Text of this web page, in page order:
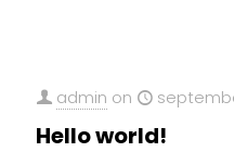
admin on
Hello world!